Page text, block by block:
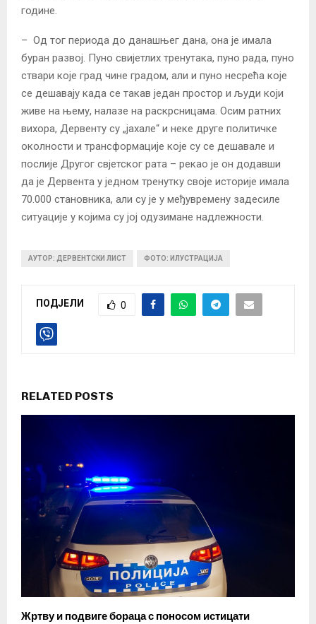
године.
– Од тог периода до данашњег дана, она је имала
буран развој. Пуно свијетлих тренутака, пуно рада, пуно
ствари које град чине градом, али и пуно несрећа које
се дешавају када се такав један простор и људи који
живе на њему, налазе на раскрсницама. Осим ратних
вихора, Дервенту су „јахале“ и неке друге политичке
околности и трансформације које су се дешавале и
послије Другог свјетског рата – рекао је он додавши
да је Дервента у једном тренутку своје историје имала
70.000 становника, али су је у међувремену задесиле
ситуације у којима су јој одузимане надлежности.
АУТОР: ДЕРВЕНТСКИ ЛИСТ ФОТО: ИЛУСТРАЦИЈА
ПОДЈЕЛИ 0
RELATED POSTS
Жртву и подвиге бораца с поносом истицати